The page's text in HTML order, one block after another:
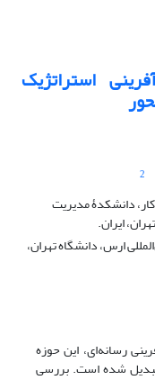
استراتژیک
2
دانشکدۀ مدیریت
ایران.
ارس، دانشگاه تهران،
رسانه‌ای، این حوزه
تبدیل شده است. بررسی